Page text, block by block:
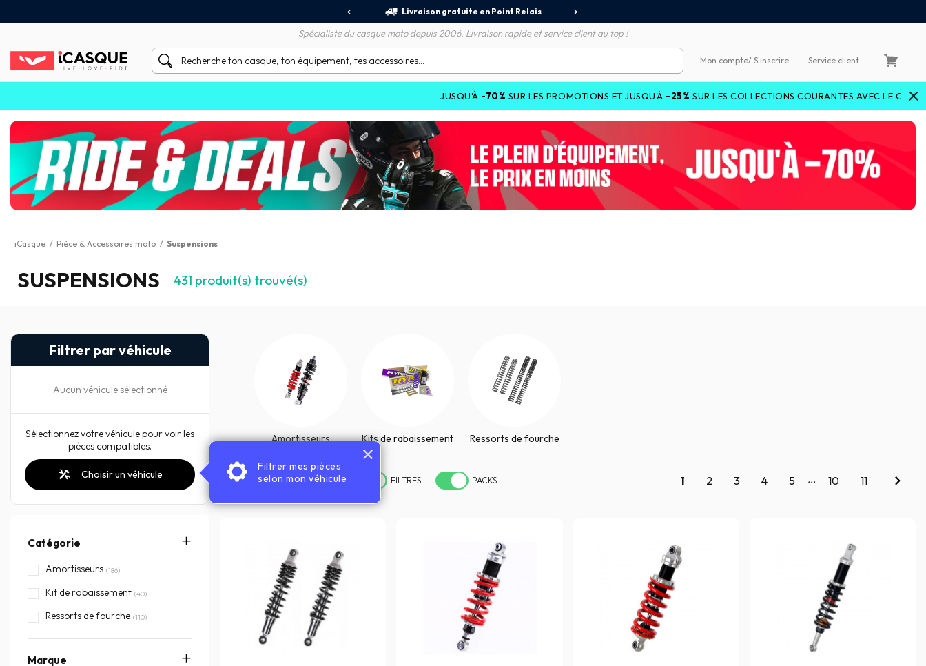
Livraison gratuite en Point Relais
Spécialiste du casque moto depuis 2006. Livraison rapide et service client au top !
Mon compte/ S'inscrire Service client
SUR LES PROMOTIONS ET JUSQU'À-25%SUR LES COLLECTIONS COURANTES AVEC LE CODE RIDEDEALS26
iCasque / Pièce & Accessoires moto / Suspensions
SUSPENSIONS 431 produit(s) trouvé(s)
Filtrer par véhicule
Aucun véhicule sélectionné
Sélectionnez votre véhicule pour voir les
pièces compatibles.
Choisir un véhicule
Filtrer mes pièces
selon mon véhicule
Catégorie
Amortisseurs (186)
Kit de rabaissement (40)
Ressorts de fourche (110)
Marque
Amortisseurs Kits de rabaissement Ressorts de fourche
FILTRES PACKS 1 2 3 4 5 ... 10 11